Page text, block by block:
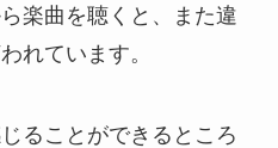
楽曲を聴くと、また違
れています。
ることができるところ